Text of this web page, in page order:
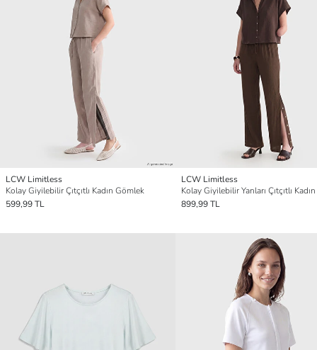
LCW Limitless
Kolay Giyilebilir Çıtçıtlı Kadın Gömlek
599,99 TL
LCW Limitless
899,99 TL